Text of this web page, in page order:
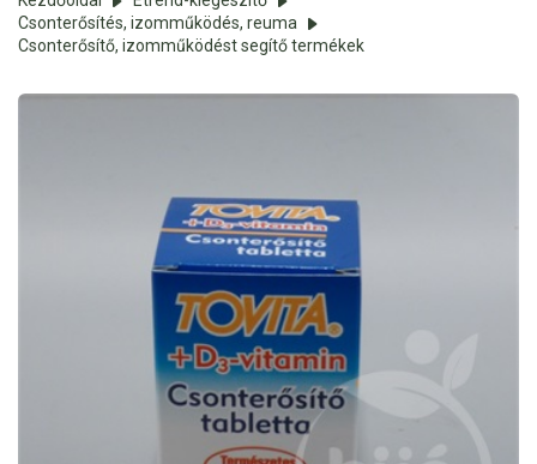
Csonterősítés, izomműködés, reuma
Csonterősítő, izomműködést segítő termékek